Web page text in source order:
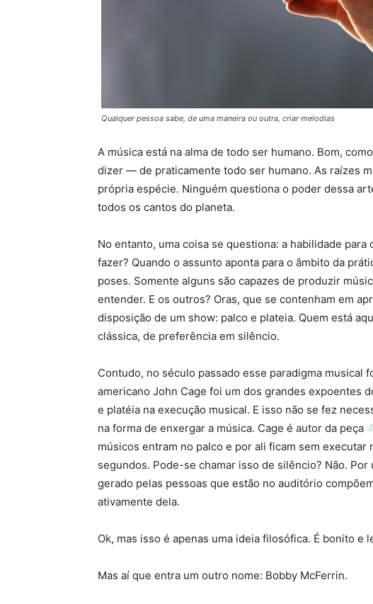
Qualquer pessoa sabe, de uma maneira ou outra, criar melodias
A música está na alma de todo ser humano. Bom,
dizer — de praticamente todo ser humano. As raízes
própria espécie. Ninguém questiona o poder dessa
todos os cantos do planeta.
No entanto, uma coisa se questiona: a habilidade
fazer? Quando o assunto aponta para o âmbito da
poses. Somente alguns são capazes de produzir
entender. E os outros? Oras, que se contenham em
disposição de um show: palco e plateia. Quem está
clássica, de preferência em silêncio.
Contudo, no século passado esse paradigma musical
americano John Cage foi um dos grandes expoentes
e platéia na execução musical. E isso não se fez
na forma de enxergar a música. Cage é autor da peça
músicos entram no palco e por ali ficam sem
segundos. Pode-se chamar isso de silêncio? Não.
gerado pelas pessoas que estão no auditório
ativamente dela.
Ok, mas isso é apenas uma ideia filosófica. É bonito e
Mas aí que entra um outro nome: Bobby McFerrin.